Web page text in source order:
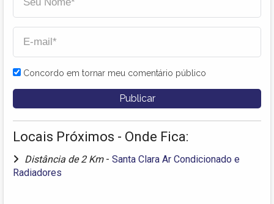
Concordo em tornar meu comentário público
Locais Próximos - Onde Fica:
Distância de 2 Km - Santa Clara Ar Condicionado e
Radiadores